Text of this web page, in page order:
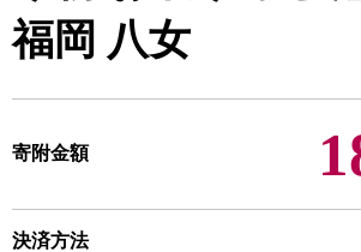
福岡 八女
寄附金額
決済方法